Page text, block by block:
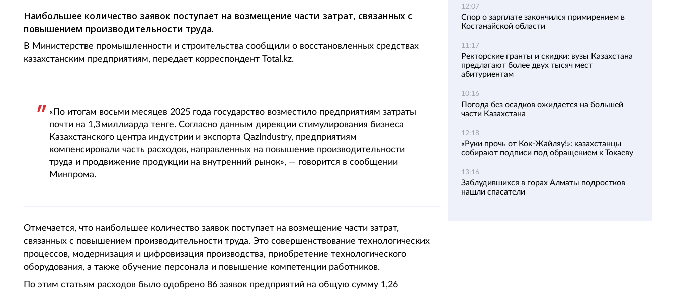
Наибольшее количество заявок поступает на возмещение части затрат, связанных с
повышением производительности труда.
В Министерстве промышленности и строительства сообщили о восстановленных средствах
казахстанским предприятиям, передает корреспондент Total.kz.
«По итогам восьми месяцев 2025 года государство возместило предприятиям затраты
почти на 1,3 миллиарда тенге. Согласно данным дирекции стимулирования бизнеса
Казахстанского центра индустрии и экспорта QazIndustry, предприятиям
компенсировали часть расходов, направленных на повышение производительности
труда и продвижение продукции на внутренний рынок», — говорится в сообщении
Минпрома.
Отмечается, что наибольшее количество заявок поступает на возмещение части затрат,
связанных с повышением производительности труда. Это совершенствование технологических
процессов, модернизация и цифровизация производства, приобретение технологического
оборудования, а также обучение персонала и повышение компетенции работников.
По этим статьям расходов было одобрено 86 заявок предприятий на общую сумму 1,26
12:07
Спор о зарплате закончился примирением в
Костанайской области
11:17
Ректорские гранты и скидки: вузы Казахстана
предлагают более двух тысяч мест
абитуриентам
10:16
Погода без осадков ожидается на большей
части Казахстана
12:18
«Руки прочь от Кок-Жайляу!»: казахстанцы
собирают подписи под обращением к Токаеву
13:16
Заблудившихся в горах Алматы подростков
нашли спасатели